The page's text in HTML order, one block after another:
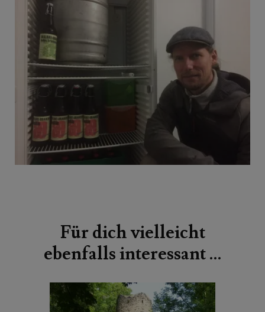
Für dich vielleicht
ebenfalls interessant …